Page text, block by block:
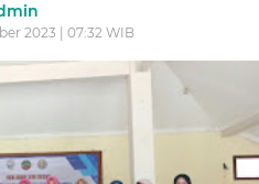
2023 | 07:32 WIB